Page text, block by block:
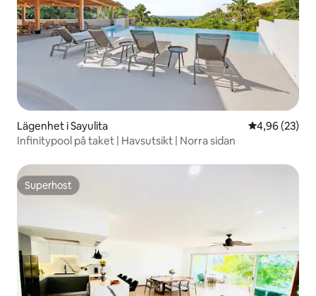
Lägenhet i Sayulita 4,96 av 5 i
4,96 (23)
Infinitypool på taket | Havsutsikt | Norra sidan
Superhost
Superhost